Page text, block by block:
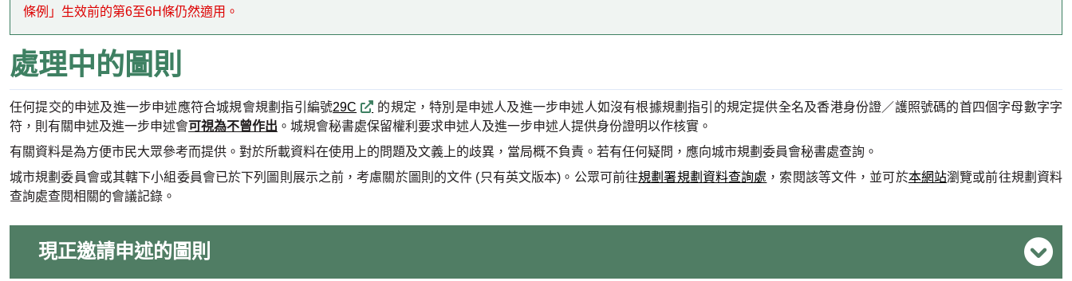
條例」生效前的第6至6H條仍然適用。
處理中的圖則
任何提交的申述及進一步申述應符合城規會規劃指引編號29C
的規定，特別是申述人及進一步申述人如沒有根據規劃指引的規定提供全名及香港身份證／護照號碼的首四個字母數字字
符，則有關申述及進一步申述會可視為不曾作出 。城規會秘書處保留權利要求申述人及進一步申述人提供身份證明以作核實。
有關資料是為方便市民大眾參考而提供。對於所載資料在使用上的問題及文義上的歧異，當局概不負責。若有任何疑問，應向城市規劃委員會秘書處查詢。
城市規劃委員會或其轄下小組委員會已於下列圖則展示之前，考慮關於圖則的文件 (只有英文版本)。公眾可前往規劃署規劃資料查詢處 ，索閱該等文件，並可於本網站瀏覽或前往規劃資料
查詢處查閱相關的會議記錄。
現正邀請申述的圖則